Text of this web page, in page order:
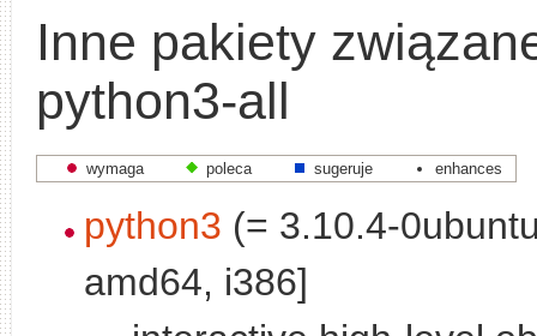
Inne pakiety
python3-all
wymaga poleca sugeruje enhances
python3 (= 3.10.4-
amd64, i386]